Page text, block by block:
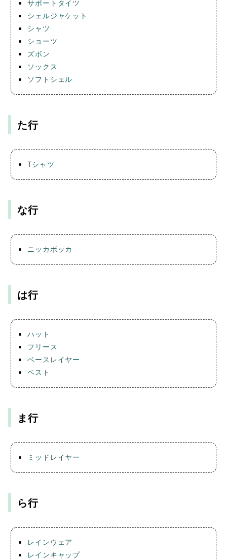
サポートタイツ
シェルジャケット
シャツ
ショーツ
ズボン
ソックス
ソフトシェル
た行
Tシャツ
な行
ニッカボッカ
は行
ハット
フリース
ベースレイヤー
ベスト
ま行
ミッドレイヤー
ら行
レインウェア
レインキャップ